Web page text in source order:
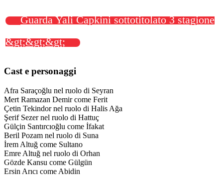
Guarda Yali Capkini sottotitolato 3 stagione
&gt;&gt;&gt;
Cast e personaggi
Afra Saraçoğlu nel ruolo di Seyran
Mert Ramazan Demir come Ferit
Çetin Tekindor nel ruolo di Halis Ağa
Şerif Sezer nel ruolo di Hattuç
Gülçin Santırcıoğlu come İfakat
Beril Pozam nel ruolo di Suna
İrem Altuğ come Sultano
Emre Altuğ nel ruolo di Orhan
Gözde Kansu come Gülgün
Ersin Arıcı come Abidin